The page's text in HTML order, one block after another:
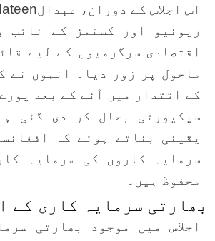
ریونیو اور کسٹمز کے نائب
اقتصادی سرگرمیوں کے لیے
ماحول پر زور دیا۔ انہوں نے
کے اقتدار میں آنے کے بعد
سیکیورٹی بحال کر دی گئی
یقینی بناتے ہوئے کہ
سرمایہ کاروں کی سرمایہ
محفوظ ہیں۔
بھارتی سرمایہ کاری کے
اجلاس میں موجود بھارتی